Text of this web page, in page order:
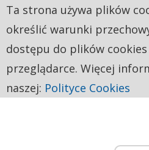
Ta strona używa plików
określić warunki
dostępu do plików
przeglądarce. Więcej
naszej: Polityce Cookies